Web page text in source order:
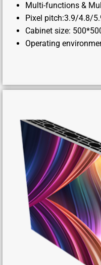
Multi-functions &
Pixel pitch:3.9/4.8/
Cabinet size:
Operating